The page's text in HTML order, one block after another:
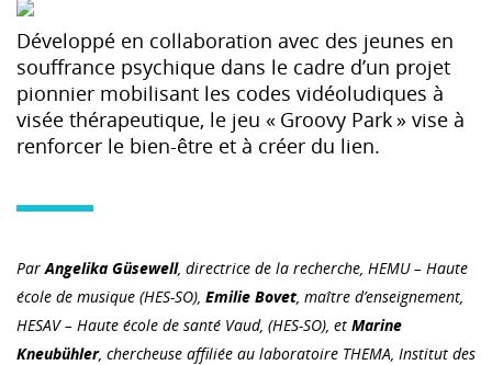
Développé en collaboration avec des jeunes en
souffrance psychique dans le cadre d’un projet
pionnier mobilisant les codes vidéoludiques à
visée thérapeutique, le jeu « Groovy Park » vise à
renforcer le bien-être et à créer du lien.
ParAngelika Güsewell, directrice de la recherche, HEMU – Haute
école de musique (HES-SO), Emilie Bovet, maître d’enseignement,
HESAV – Haute école de santé Vaud, (HES-SO), et Marine
Kneubühler, chercheuse affiliée au laboratoire THEMA, Institut des